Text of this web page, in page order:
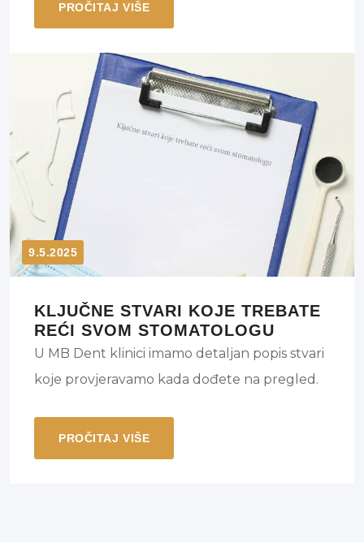
sljedećeg posjeta, nemojte. Evo nekoliko
razloga zašto biste trebali odmah posjetiti
stomatologa ako je vaša oralna bol uporna,
pulsirajuća ili postaje drastična.
PROČITAJ VIŠE
9.5.2025
KLJUČNE STVARI KOJE TREBATE
REĆI SVOM STOMATOLOGU
U MB Dent klinici imamo detaljan popis stvari
koje provjeravamo kada dođete na pregled.
PROČITAJ VIŠE